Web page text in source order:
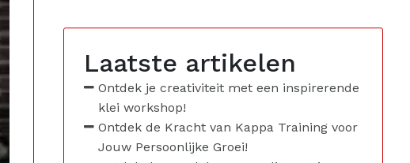
Laatste artikelen
Ontdek je creativiteit met een inspirerende
klei workshop!
Ontdek de Kracht van Kappa Training voor
Jouw Persoonlijke Groei!